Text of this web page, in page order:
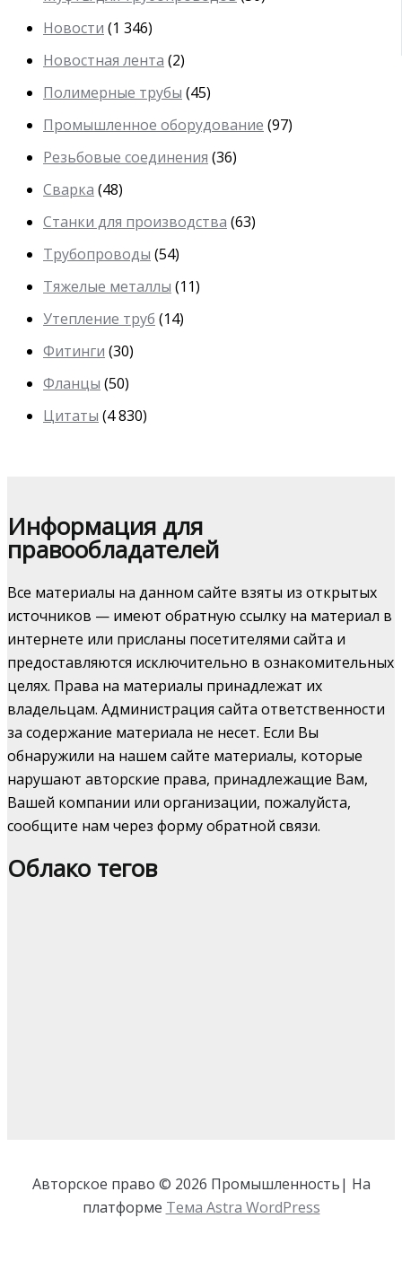
Новости (1 346)
Новостная лента (2)
Полимерные трубы (45)
Промышленное оборудование (97)
Резьбовые соединения (36)
Сварка (48)
Станки для производства (63)
Трубопроводы (54)
Тяжелые металлы (11)
Утепление труб (14)
Фитинги (30)
Фланцы (50)
Цитаты (4 830)
Информация для
правообладателей
Все материалы на данном сайте взяты из открытых
источников — имеют обратную ссылку на материал в
интернете или присланы посетителями сайта и
предоставляются исключительно в ознакомительных
целях. Права на материалы принадлежат их
владельцам. Администрация сайта ответственности
за содержание материала не несет. Если Вы
обнаружили на нашем сайте материалы, которые
нарушают авторские права, принадлежащие Вам,
Вашей компании или организации, пожалуйста,
сообщите нам через форму обратной связи.
Облако тегов
Авторское право © 2026 Промышленность| На
платформе Тема Astra WordPress